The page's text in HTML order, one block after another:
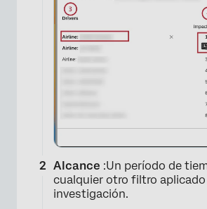
Alcance :Un período de
cualquier otro filtro aplicado
investigación.